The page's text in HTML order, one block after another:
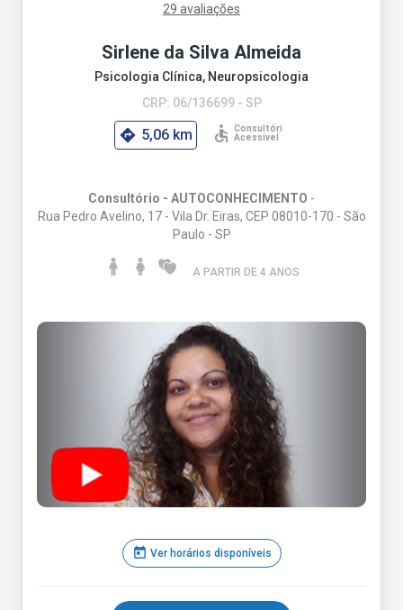
29 avaliações
Sirlene da Silva Almeida
Psicologia Clínica, Neuropsicologia
CRP: 06/136699 - SP
5,06 km
Consultório - AUTOCONHECIMENTO -
Rua Pedro Avelino, 17 - Vila Dr. Eiras, CEP 08010-170 - São
Paulo - SP
A PARTIR DE 4 ANOS
today Ver horários disponíveis